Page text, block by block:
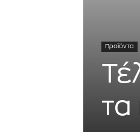
Προϊόντα
τα